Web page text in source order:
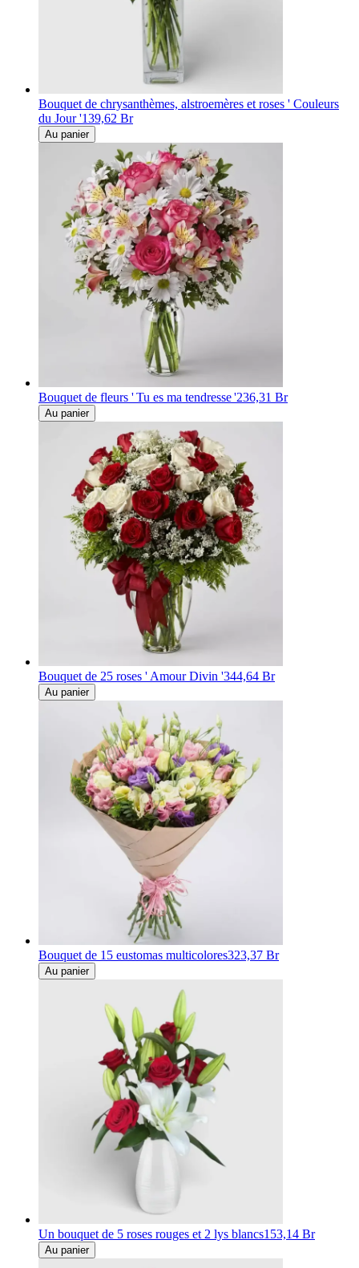
Bouquet de chrysanthèmes, alstroemères et roses ' Couleurs
du Jour '139,62 Br
Au panier
Bouquet de fleurs ' Tu es ma tendresse '236,31 Br
Au panier
Bouquet de 25 roses ' Amour Divin '344,64 Br
Au panier
Bouquet de 15 eustomas multicolores323,37 Br
Au panier
Un bouquet de 5 roses rouges et 2 lys blancs153,14 Br
Au panier